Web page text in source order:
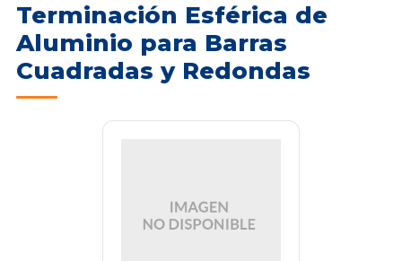
Terminación Esférica de
Aluminio para Barras
Cuadradas y Redondas